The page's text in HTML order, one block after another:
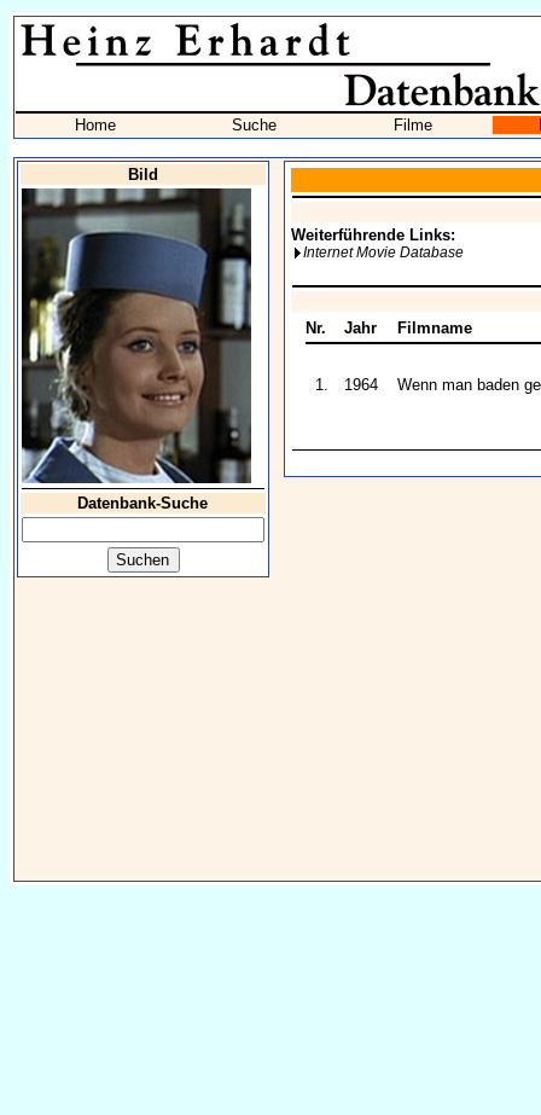
Home Suche Filme
Bild
Datenbank-Suche
Weiterführende Links:
Internet Movie Database
Nr. Jahr Filmname
1. 1964 Wenn man baden